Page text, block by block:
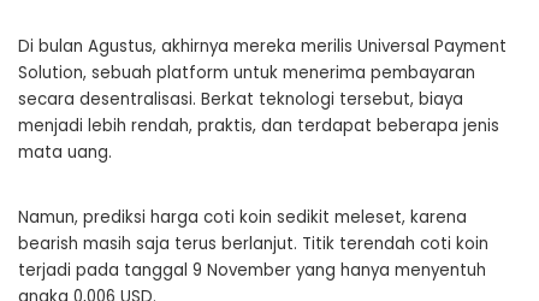
Di bulan Agustus, akhirnya mereka merilis Universal Payment
Solution, sebuah platform untuk menerima pembayaran
secara desentralisasi. Berkat teknologi tersebut, biaya
menjadi lebih rendah, praktis, dan terdapat beberapa jenis
mata uang.
Namun, prediksi harga coti koin sedikit meleset, karena
bearish masih saja terus berlanjut. Titik terendah coti koin
terjadi pada tanggal 9 November yang hanya menyentuh